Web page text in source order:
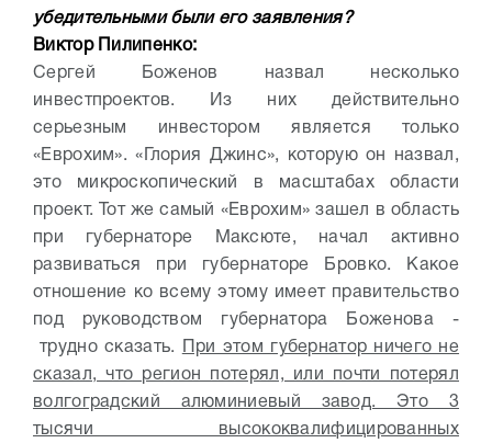
убедительными были его заявления?
Виктор Пилипенко:
Сергей Боженов назвал несколько
инвестпроектов. Из них действительно
серьезным инвестором является только
«Еврохим». «Глория Джинс», которую он назвал,
это микроскопический в масштабах области
проект. Тот же самый «Еврохим» зашел в область
при губернаторе Максюте, начал активно
развиваться при губернаторе Бровко. Какое
отношение ко всему этому имеет правительство
под руководством губернатора Боженова -
трудно сказать.
При этом губернатор ничего не
сказал, что регион потерял, или почти потерял
волгоградский алюминиевый завод. Это 3
тысячи высококвалифицированных